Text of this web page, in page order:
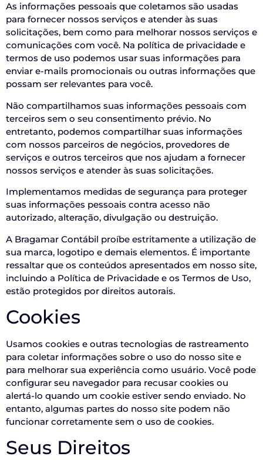
As informações pessoais que coletamos são usadas
para fornecer nossos serviços e atender às suas
solicitações, bem como para melhorar nossos serviços e
comunicações com você. Na política de privacidade e
termos de uso podemos usar suas informações para
enviar e-mails promocionais ou outras informações que
possam ser relevantes para você.
Não compartilhamos suas informações pessoais com
terceiros sem o seu consentimento prévio. No
entretanto, podemos compartilhar suas informações
com nossos parceiros de negócios, provedores de
serviços e outros terceiros que nos ajudam a fornecer
nossos serviços e atender às suas solicitações.
Implementamos medidas de segurança para proteger
suas informações pessoais contra acesso não
autorizado, alteração, divulgação ou destruição.
A Bragamar Contábil proíbe estritamente a utilização de
sua marca, logotipo e demais elementos. É importante
ressaltar que os conteúdos apresentados em nosso site,
incluindo a Política de Privacidade e os Termos de Uso,
estão protegidos por direitos autorais.
Cookies
Usamos cookies e outras tecnologias de rastreamento
para coletar informações sobre o uso do nosso site e
para melhorar sua experiência como usuário. Você pode
configurar seu navegador para recusar cookies ou
alertá-lo quando um cookie estiver sendo enviado. No
entanto, algumas partes do nosso site podem não
funcionar corretamente sem o uso de cookies.
Seus Direitos